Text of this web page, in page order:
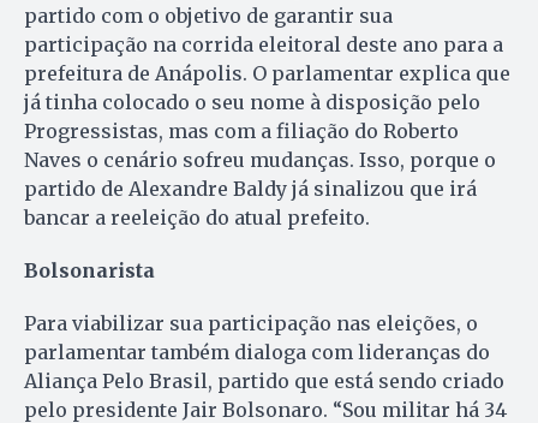
partido com o objetivo de garantir sua
participação na corrida eleitoral deste ano para a
prefeitura de Anápolis. O parlamentar explica que
já tinha colocado o seu nome à disposição pelo
Progressistas, mas com a filiação do Roberto
Naves o cenário sofreu mudanças. Isso, porque o
partido de Alexandre Baldy já sinalizou que irá
bancar a reeleição do atual prefeito.
Bolsonarista
Para viabilizar sua participação nas eleições, o
parlamentar também dialoga com lideranças do
Aliança Pelo Brasil, partido que está sendo criado
pelo presidente Jair Bolsonaro. “Sou militar há 34